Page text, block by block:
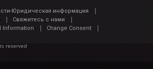
Юридическая информация |
| Свяжитесь с нами |
Information | Change Consent |
reserved